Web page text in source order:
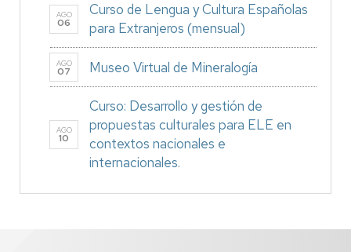
AGO
06
Curso de Lengua y Cultura Españolas
para Extranjeros (mensual)
AGO
07 Museo Virtual de Mineralogía
AGO
10
Curso: Desarrollo y gestión de
propuestas culturales para ELE en
contextos nacionales e
internacionales.